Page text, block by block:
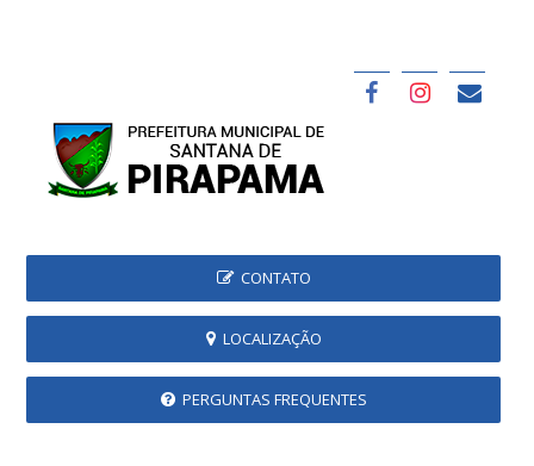
CONTATO
LOCALIZAÇÃO
PERGUNTAS FREQUENTES